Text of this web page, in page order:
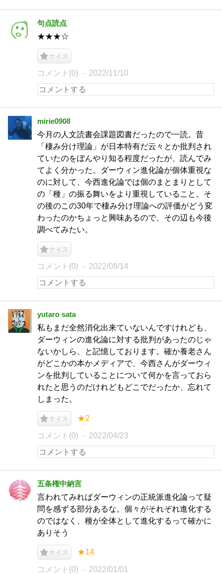
句点読点
★★★☆
ナイス
コメント(0) 2022/11/10
mirie0908
今月の人文読書会課題図書だったので一読。昔
「棲み分け理論」が日本特有だ云々とか批判され
ていたのをぼんやり知る程度だったが、読んでみ
てよく分かった。ダーウィン進化論が個体重視な
のに対して、今西進化論では個のまとまりとして
の「種」の振る舞いをより重視していること。そ
の後のこの30年で棲み分け理論への評価がどう変
わったのかちょっと興味あるので、その辺も今後
調べてみたい。
ナイス
コメント(0) 2022/08/14
yutaro sata
私もまだ全然消化出来ていないんですけれども、
ダーウィンの進化論に対する批判があったのじゃ
ないかしら、と記憶しております。確か養老さん
がどこかの本かメディアで、今西さんがダーウィ
ンを批判していることについて何かを言っておら
れたと思うのだけれどもどこでだったか、忘れて
しまった。
ナイス ★2
コメント(0) 2022/04/23
五条権中納言
言われてみればダーウィンの正統派進化論って疑
問を感ずる部分あるな。個々がそれぞれ進化する
のではなく、種が全体として進化するって確かに
ありそう
ナイス ★14
コメント(0) 2022/01/01